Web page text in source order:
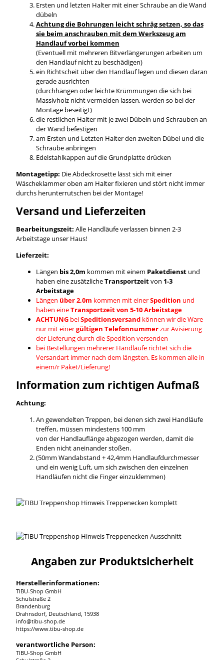
Ersten und letzten Halter mit einer Schraube an die Wand
dübeln
Achtung die Bohrungen leicht schräg setzen, so das
sie beim anschrauben mit dem Werkszeug am
Handlauf vorbei kommen
(Eventuell mit mehreren Bitverlängerungen arbeiten um
den Handlauf nicht zu beschädigen)
ein Richtscheit über den Handlauf legen und diesen daran
gerade ausrichten
(durchhängen oder leichte Krümmungen die sich bei
Massivholz nicht vermeiden lassen, werden so bei der
Montage beseitigt)
die restlichen Halter mit je zwei Dübeln und Schrauben an
der Wand befestigen
am Ersten und Letzten Halter den zweiten Dübel und die
Schraube anbringen
Edelstahlkappen auf die Grundplatte drücken
Montagetipp: Die Abdeckrosette lässt sich mit einer
Wäscheklammer oben am Halter fixieren und stört nicht immer
durchs herunterrutschen bei der Montage!
Versand und Lieferzeiten
Bearbeitungszeit: Alle Handläufe verlassen binnen 2-3
Arbeitstage unser Haus!
Lieferzeit:
Längen bis 2,0m kommen mit einem Paketdienstund
haben eine zusätzlicheTransportzeitvon 1-3
Arbeitstage
Längen über 2,0m kommen mit einerSpedition und
haben eineTransportzeit von 5-10 Arbeitstage
ACHTUNGbeiSpeditionsversandkönnen wir die Ware
nur mit einergültigen Telefonnummerzur Avisierung
der Lieferung durch die Spedition versenden
bei Bestellungen mehrerer Handläufe richtet sich die
Versandart immer nach dem längsten. Es kommen alle in
einem/r Paket/Lieferung!
Information zum richtigen Aufmaß
Achtung:
An gewendelten Treppen, bei denen sich zwei Handläufe
treffen, müssen mindestens 100 mm
von der Handlauflänge abgezogen werden, damit die
Enden nicht aneinander stoßen.
(50mm Wandabstand + 42,4mm Handlaufdurchmesser
und ein wenig Luft, um sich zwischen den einzelnen
Handläufen nicht die Finger einzuklemmen)
Angaben zur Produktsicherheit
Herstellerinformationen:
TIBU-Shop GmbH
Schulstraße 2
Brandenburg
Drahnsdorf, Deutschland, 15938
info@tibu-shop.de
https://www.tibu-shop.de
verantwortliche Person:
TIBU-Shop GmbH